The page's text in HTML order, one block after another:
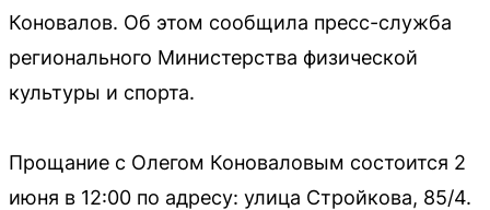
Коновалов. Об этом сообщила пресс-служба
регионального Министерства физической
культуры и спорта.
Прощание с Олегом Коноваловым состоится 2
июня в 12:00 по адресу: улица Стройкова, 85/4.